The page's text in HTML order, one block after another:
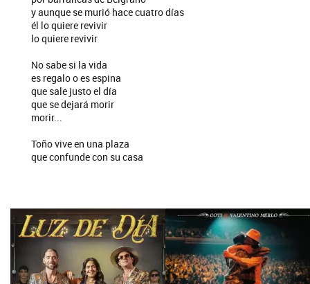
y aunque se murió hace cuatro días
él lo quiere revivir
lo quiere revivir
No sabe si la vida
es regalo o es espina
que sale justo el día
que se dejará morir
morir...
Toño vive en una plaza
que confunde con su casa